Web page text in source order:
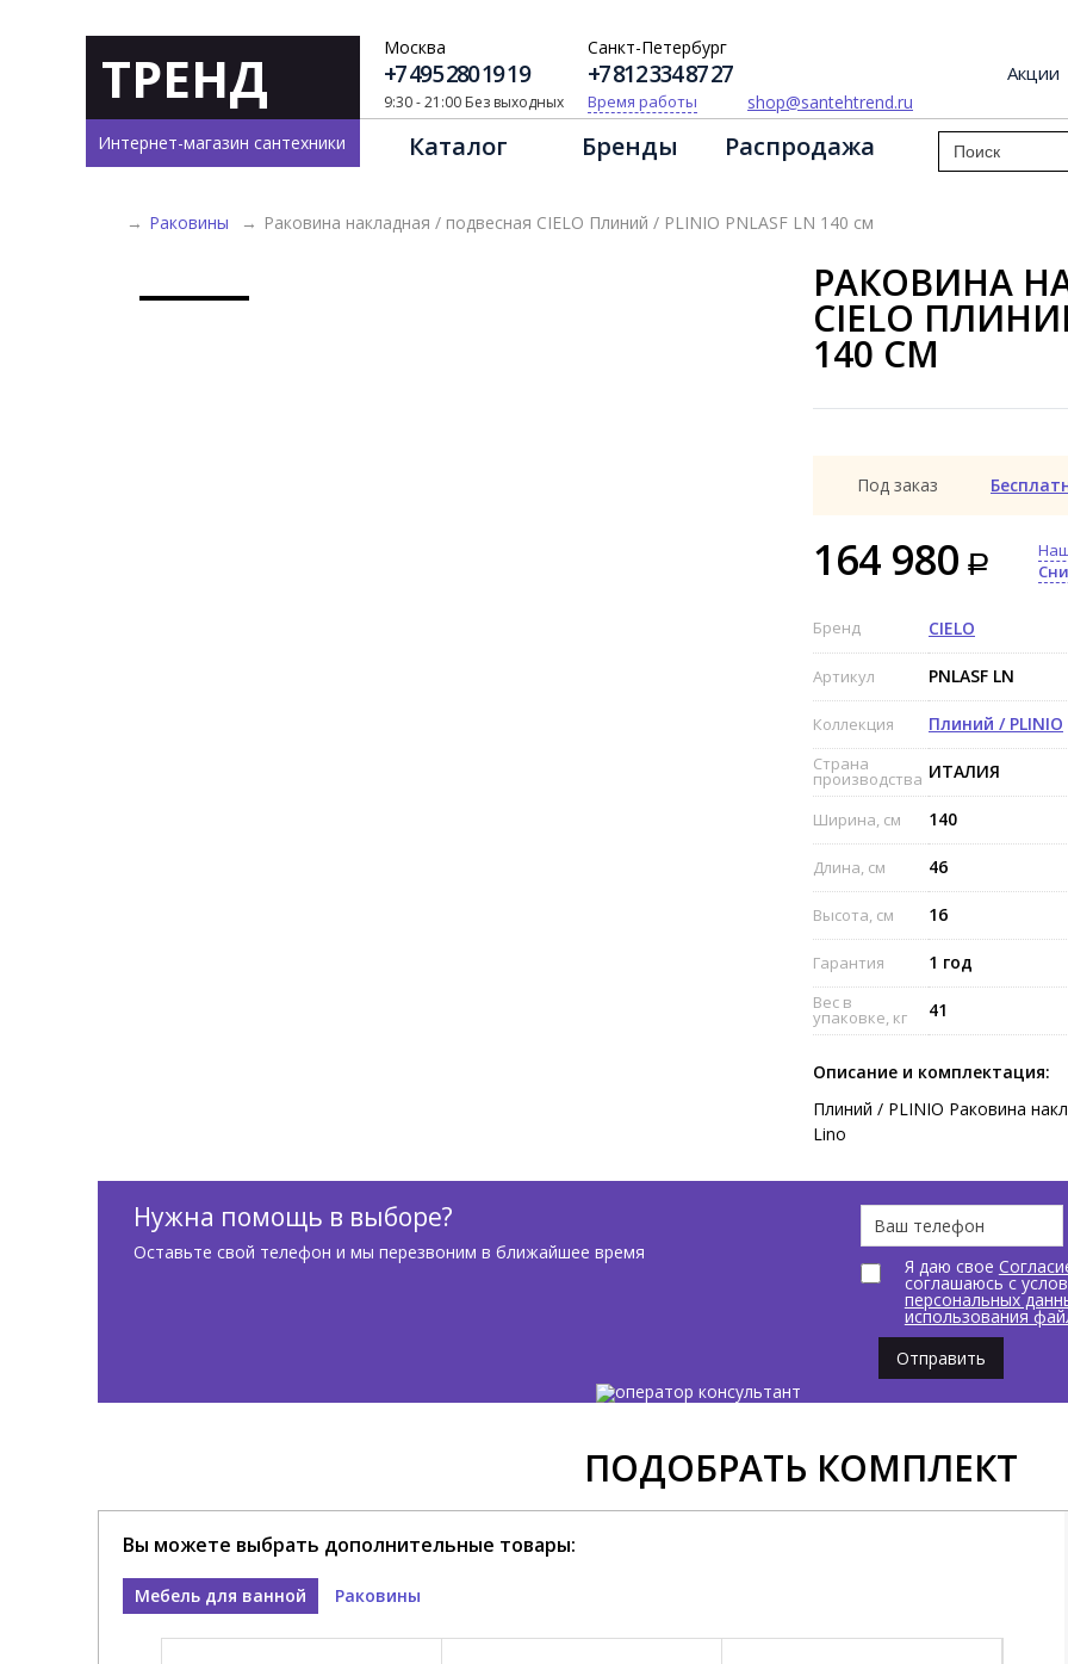
ТРЕНД
Интернет-магазин сантехники
Москва
+7 495 280 19 19
9:30 - 21:00 Без выходных
Санкт-Петербург
+7 812 334 87 27
Время работы shop@santehtrend.ru
Акции
Каталог Бренды Распродажа
→ Раковины → Раковина накладная / подвесная CIELO Плиний / PLINIO PNLASF LN 140 см
РАКОВИНА
CIELO
140 СМ
Под заказ
164 980
Бренд CIELO
Артикул PNLASF LN
Коллекция Плиний / PLINIO
Страна
производства ИТАЛИЯ
Ширина, см 140
Длина, см 46
Высота, см 16
Гарантия 1 год
Вес в
упаковке, кг 41
Описание и комплектация:
Плиний / PLINIO Раковина
Lino
Нужна помощь в выборе?
Оставьте свой телефон и мы перезвоним в ближайшее время
Я даю свое
соглашаюсь с
персональных
использования
Отправить
ПОДОБРАТЬ КОМПЛЕКТ
Вы можете выбрать дополнительные товары:
Мебель для ванной Раковины